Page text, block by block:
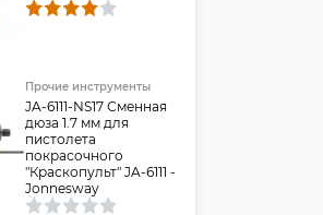
Прочие инструменты
JA-6111-NS17 Сменная
дюза 1.7 мм для
пистолета
покрасочного
"Краскопульт" JA-6111 -
Jonnesway